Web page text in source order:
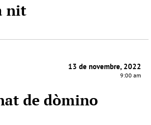
nit
13 de novembre, 2022
9:00 am
de dòmino